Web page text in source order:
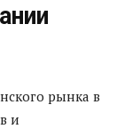
рынка в
и